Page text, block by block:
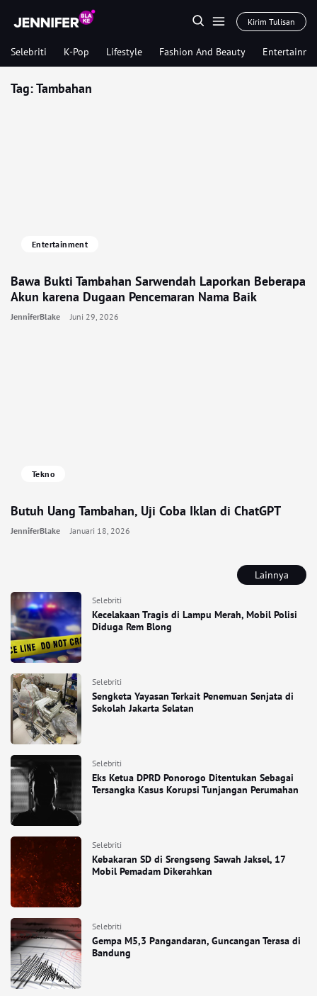
Kirim Tulisan
Selebriti K-Pop Lifestyle Fashion And Beauty
Lainnya
Selebriti
Kecelakaan Tragis di Lampu Merah, Mobil Polisi
Diduga Rem Blong
Selebriti
Sengketa Yayasan Terkait Penemuan Senjata di
Sekolah Jakarta Selatan
Selebriti
Eks Ketua DPRD Ponorogo Ditentukan Sebagai
Tersangka Kasus Korupsi Tunjangan Perumahan
Selebriti
Kebakaran SD di Srengseng Sawah Jaksel, 17
Mobil Pemadam Dikerahkan
Selebriti
Gempa M5,3 Pangandaran, Guncangan Terasa di
Bandung
Tag:Tambahan
Entertainment
Bawa Bukti Tambahan Sarwendah Laporkan Beberapa
Akun karena Dugaan Pencemaran Nama Baik
JenniferBlake Juni 29, 2026
Tekno
Butuh Uang Tambahan, Uji Coba Iklan di ChatGPT
JenniferBlake Januari 18, 2026